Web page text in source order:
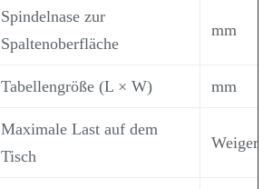
Spindelnase zur
Spaltenoberfläche
mm
Tabellengröße (L × W) mm
Maximale Last auf dem
Tisch